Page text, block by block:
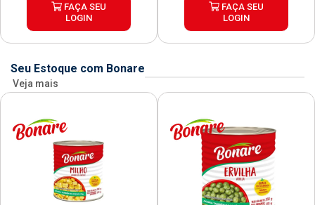
FAÇA SEU
LOGIN
FAÇA SEU
LOGIN
Seu Estoque com Bonare
Veja mais